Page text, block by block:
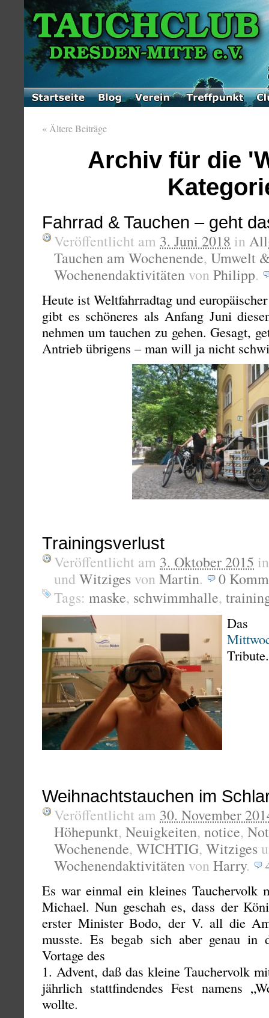
« Ältere Beiträge
Archiv für die
Fahrrad & Tauchen – geht
Veröffentlicht am 3. Juni 2018 in
Tauchen am Wochenende, Umwelt
Wochenendaktivitäten von Philipp.
Heute ist Weltfahrradtag und
gibt es schöneres als Anfang Juni
nehmen um tauchen zu gehen. Gesagt,
Antrieb übrigens – man will ja nicht
Trainingsverlust
Veröffentlicht am 3. Oktober 2015
und Witziges von Martin. 0
Tags: maske, schwimmhalle,
Tribute.
Weihnachtstauchen im
Veröffentlicht am 30. November
Höhepunkt, Neuigkeiten, notice,
Wochenende, WICHTIG, Witziges
Wochenendaktivitäten von Harry.
Es war einmal ein kleines Tauchervolk
Michael. Nun geschah es, dass der
erster Minister Bodo, der V. all die
musste. Es begab sich aber genau in
Vortage des
1. Advent, daß das kleine Tauchervolk
jährlich stattfindendes Fest namens
wollte.